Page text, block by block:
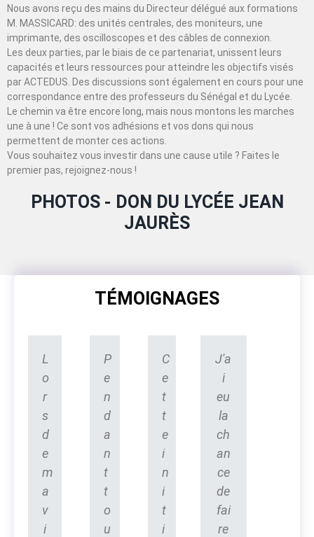
Nous avons reçu des mains du Directeur délégué aux formations
M. MASSICARD: des unités centrales, des moniteurs, une
imprimante, des oscilloscopes et des câbles de connexion.
Les deux parties, par le biais de ce partenariat, unissent leurs
capacités et leurs ressources pour atteindre les objectifs visés
par ACTEDUS. Des discussions sont également en cours pour une
correspondance entre des professeurs du Sénégal et du Lycée.
Le chemin va être encore long, mais nous montons les marches
une à une ! Ce sont vos adhésions et vos dons qui nous
permettent de monter ces actions.
Vous souhaitez vous investir dans une cause utile ? Faites le
premier pas, rejoignez-nous !
PHOTOS - DON DU LYCÉE JEAN
JAURÈS
TÉMOIGNAGES
L
o
r
s
d
e
m
a
v
i
P
e
n
d
a
n
t
t
o
u
C
e
t
t
e
i
n
i
t
i
J'a
i
eu
la
ch
an
ce
de
fai
re